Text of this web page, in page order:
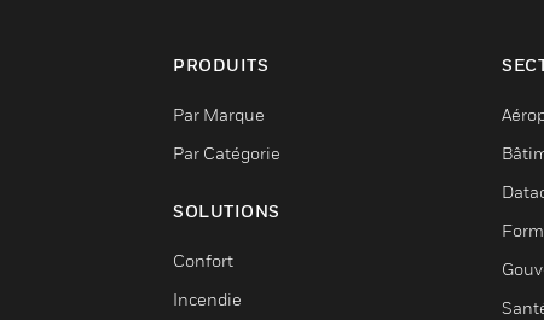
PRODUITS
Par Marque
Par Catégorie
SOLUTIONS
Confort
Incendie